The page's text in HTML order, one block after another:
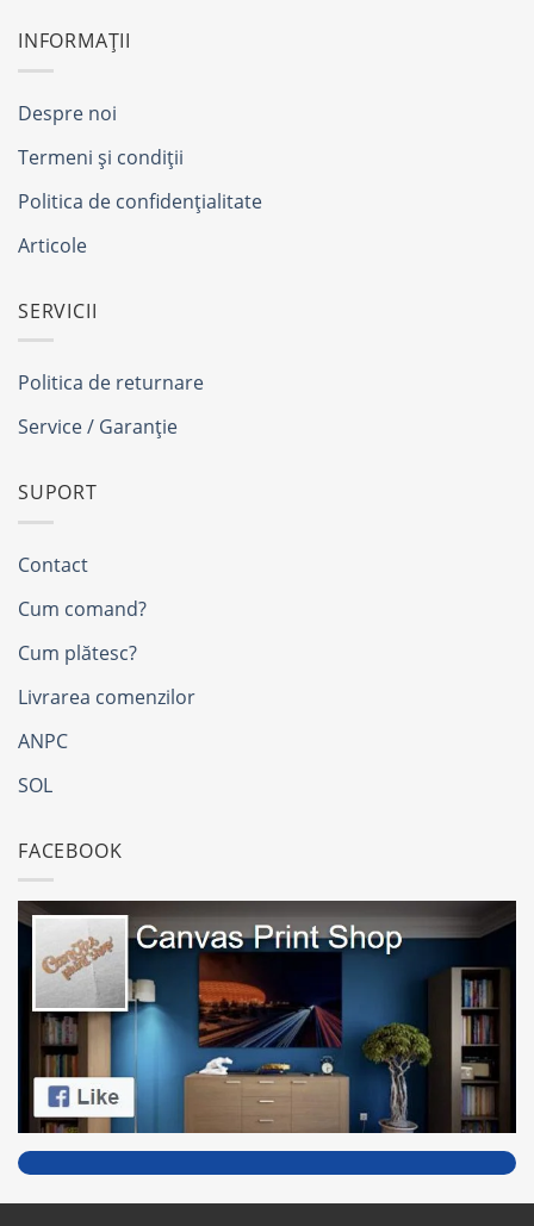
INFORMAȚII
Despre noi
Termeni și condiții
Politica de confidențialitate
Articole
SERVICII
Politica de returnare
Service / Garanție
SUPORT
Contact
Cum comand?
Cum plătesc?
Livrarea comenzilor
ANPC
SOL
FACEBOOK